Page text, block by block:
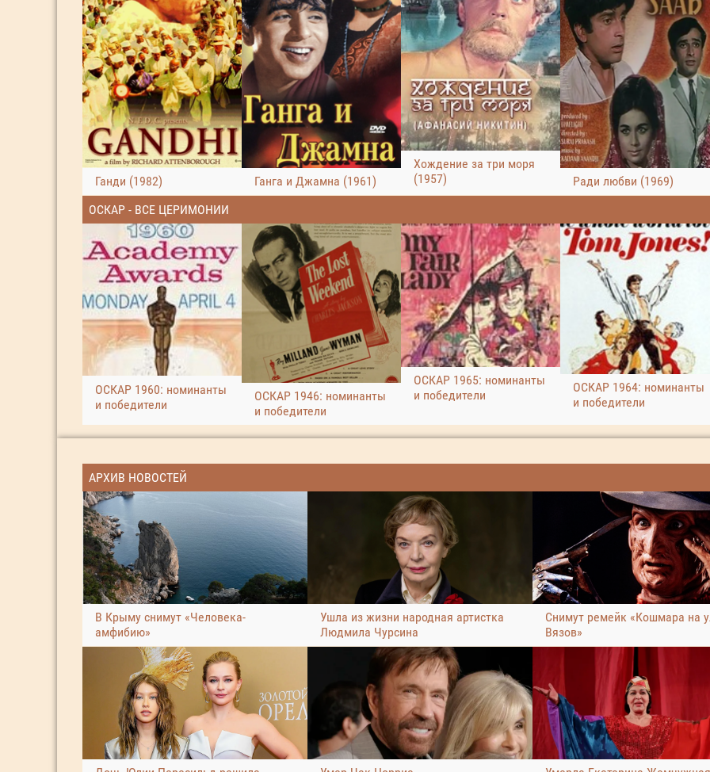
Ганди (1982) Ганга и Джамна (1961)
Хождение за три моря
(1957)
Ради любви (1969)
ОСКАР - ВСЕ ЦЕРИМОНИИ
ОСКАР 1960: номинанты
и победители
ОСКАР 1946: номинанты
и победители
ОСКАР 1965: номинанты
и победители
ОСКАР 1964: номинанты
и победители
АРХИВ НОВОСТЕЙ
В Крыму снимут «Человека-
амфибию»
Ушла из жизни народная артистка
Людмила Чурсина
Снимут ремейк «Кошмара на
Вязов»